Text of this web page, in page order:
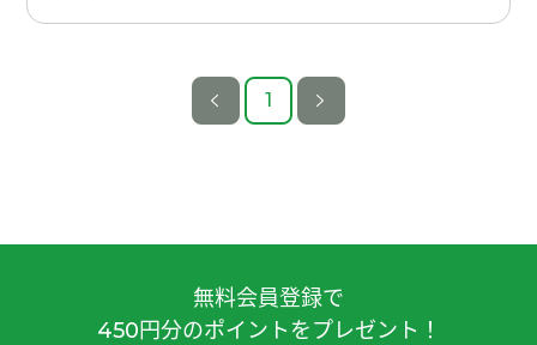
1
無料会員登録で
450円分のポイントをプレゼント！